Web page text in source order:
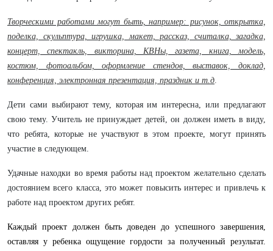
Творческими работами могут быть, например: рисунок, открытка,
поделка, скульптура, игрушка, макет, рассказ, считалка, загадка,
концерт, спектакль, викторина, КВНы, газета, книга, модель,
костюм, фотоальбом, оформление стендов, выставок, доклад,
конференция, электронная презентация, праздник и т.д.
Дети сами выбирают тему, которая им интересна, или предлагают
свою тему. Учитель не принуждает детей, он должен иметь в виду,
что ребята, которые не участвуют в этом проекте, могут принять
участие в следующем.
Удачные находки во время работы над проектом желательно сделать
достоянием всего класса, это может повысить интерес и привлечь к
работе над проектом других ребят.
Каждый проект должен быть доведен до успешного завершения,
оставляя у ребенка ощущение гордости за полученный результат.